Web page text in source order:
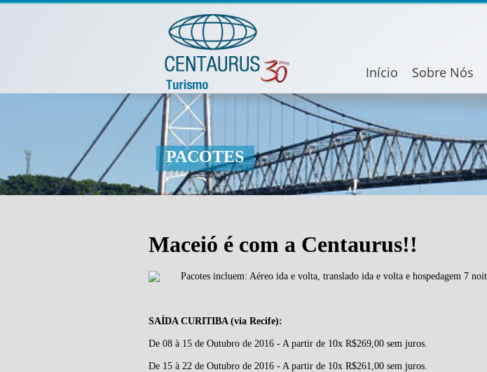
Início Sobre Nós
PACOTES
Maceió é com a Centaurus!!
Pacotes incluem: Aéreo ida e volta, translado ida e volta e hospedagem 7
SAÍDA CURITIBA (via Recife):
De 08 à 15 de Outubro de 2016 - A partir de 10x R$269,00 sem juros.
De 15 à 22 de Outubro de 2016 - A partir de 10x R$261,00 sem juros.